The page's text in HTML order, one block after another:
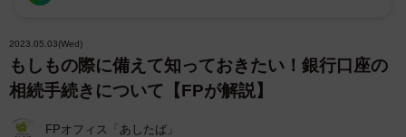
2023.05.03(Wed)
もしもの際に備えて知っておきたい！銀行口座の
相続手続きについて【FPが解説】
FPオフィス「あしたば」